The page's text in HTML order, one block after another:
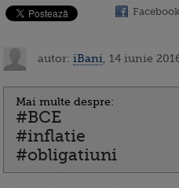
Facebook
autor: iBani , 14 iunie
Mai multe despre:
#BCE
#inflatie
#obligatiuni